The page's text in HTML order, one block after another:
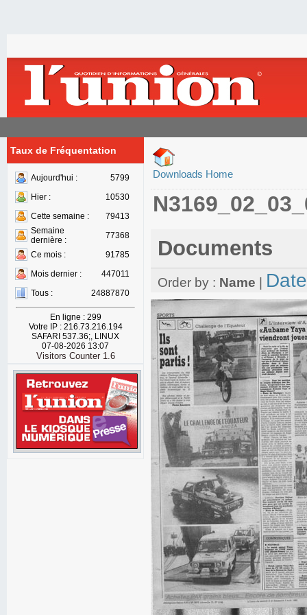
Taux de Fréquentation
Aujourd'hui :
5799
Hier :
10530
Cette semaine :
79413
Semaine
dernière :
77368
Ce mois :
91785
Mois dernier :
447011
Tous :
24887870
En ligne : 299
Votre IP : 216.73.216.194
SAFARI 537.36;, LINUX
07-08-2026 13:07
Visitors Counter 1.6
Downloads Home
Documents
Order by : Name Date